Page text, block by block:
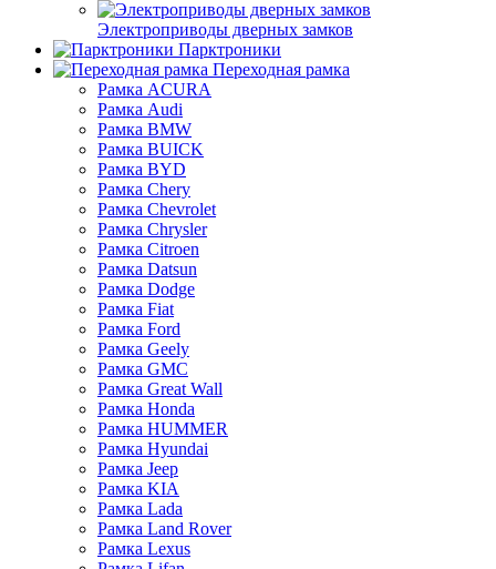
Электроприводы дверных замков
Парктроники
Переходная рамка
Рамка ACURA
Рамка Audi
Рамка BMW
Рамка BUICK
Рамка BYD
Рамка Chery
Рамка Chevrolet
Рамка Chrysler
Рамка Citroen
Рамка Datsun
Рамка Dodge
Рамка Fiat
Рамка Ford
Рамка Geely
Рамка GMC
Рамка Great Wall
Рамка Honda
Рамка HUMMER
Рамка Hyundai
Рамка Jeep
Рамка KIA
Рамка Lada
Рамка Land Rover
Рамка Lexus